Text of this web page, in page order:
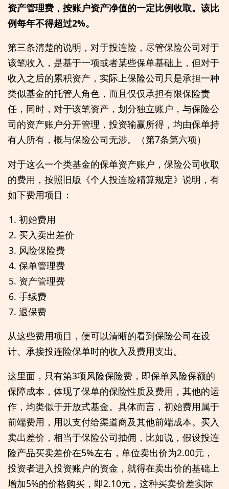
资产管理费，按账户资产净值的一定比例收取。该比
例每年不得超过2%。
第三条清楚的说明，对于投连险，尽管保险公司对于
该笔收入，是基于一项或者某些保单基础上，但对于
收入之后的累积资产，实际上保险公司只是承担一种
类似基金的托管人角色，而且仅仅承担有限保险责
任，同时，对于该笔资产，划分独立账户，与保险公
司的资产账户分开管理，投资输赢所得，均由保单持
有人所有，概与保险公司无涉。（第7条第六项）
对于这么一个类基金的保单资产账户，保险公司收取
的费用，按照旧版《个人投连险精算规定》说明，有
如下费用项目：
初始费用
买入卖出差价
风险保险费
保单管理费
资产管理费
手续费
退保费
从这些费用项目，便可以清晰的看到保险公司在设
计、承接投连险保单时的收入及费用支出。
这里面，只有第3项风险保险费，即保单风险保额的
保障成本，体现了保单的保险性质及费用，其他的运
作，均类似于开放式基金。具体而言，初始费用属于
前端费用，用以支付给渠道商及其他前端成本。买入
卖出差价，相当于保险公司抽佣，比如说，假设投连
险产品买卖差价在5%左右，单位卖出价为2.00元，
投资者进入投资账户的资金，就得在卖出价的基础上
增加5%的价格购买，即2.10元，这种买卖价差实际